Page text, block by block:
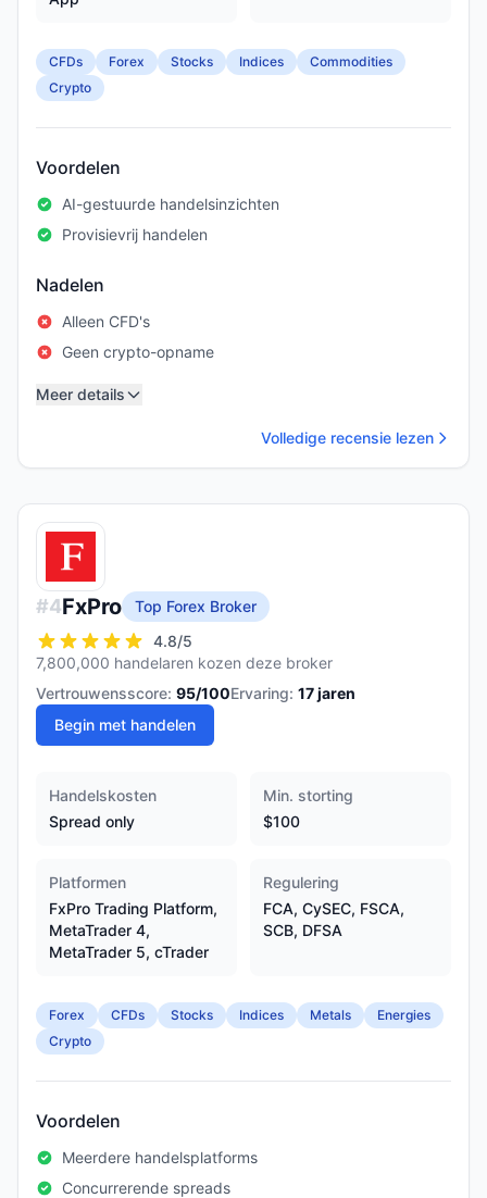
CFDs Forex Stocks Indices
Commodities
Crypto
Voordelen
AI-gestuurde handelsinzichten
Provisievrij handelen
Nadelen
Alleen CFD's
Geen crypto-opname
Meer details
Volledige recensie lezen
#4FxPro
Top Forex Broker
4.8/5
7,800,000 handelaren kozen deze broker
Vertrouwensscore: 95/100Ervaring: 17jaren
Begin met handelen
Handelskosten
Spread only
Min. storting
$100
Platformen
FxPro Trading Platform,
MetaTrader 4,
MetaTrader 5, cTrader
Regulering
FCA, CySEC, FSCA,
SCB, DFSA
Forex CFDs Stocks Indices Metals
Energies
Crypto
Voordelen
Meerdere handelsplatforms
Concurrerende spreads